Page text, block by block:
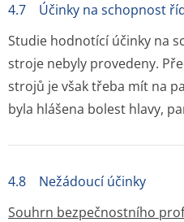
4.7 Účinky na schopnost
Studie hodnotící účinky na
stroje nebyly provedeny.
strojů je však třeba mít na
byla hlášena bolest hlavy,
4.8 Nežádoucí účinky
Souhrn bezpečnostního